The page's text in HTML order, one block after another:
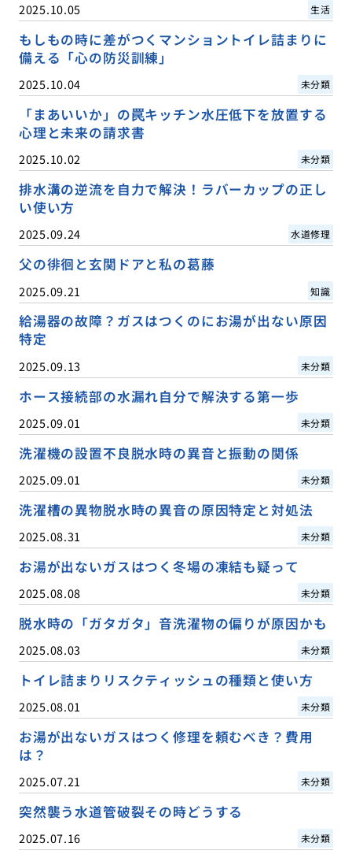
2025.10.05 生活
もしもの時に差がつくマンショントイレ詰まりに
備える「心の防災訓練」
2025.10.04 未分類
「まあいいか」の罠キッチン水圧低下を放置する
心理と未来の請求書
2025.10.02 未分類
排水溝の逆流を自力で解決！ラバーカップの正し
い使い方
2025.09.24 水道修理
父の徘徊と玄関ドアと私の葛藤
2025.09.21 知識
給湯器の故障？ガスはつくのにお湯が出ない原因
特定
2025.09.13 未分類
ホース接続部の水漏れ自分で解決する第一歩
2025.09.01 未分類
洗濯機の設置不良脱水時の異音と振動の関係
2025.09.01 未分類
洗濯槽の異物脱水時の異音の原因特定と対処法
2025.08.31 未分類
お湯が出ないガスはつく冬場の凍結も疑って
2025.08.08 未分類
脱水時の「ガタガタ」音洗濯物の偏りが原因かも
2025.08.03 未分類
トイレ詰まりリスクティッシュの種類と使い方
2025.08.01 未分類
お湯が出ないガスはつく修理を頼むべき？費用
は？
2025.07.21 未分類
突然襲う水道管破裂その時どうする
2025.07.16 未分類